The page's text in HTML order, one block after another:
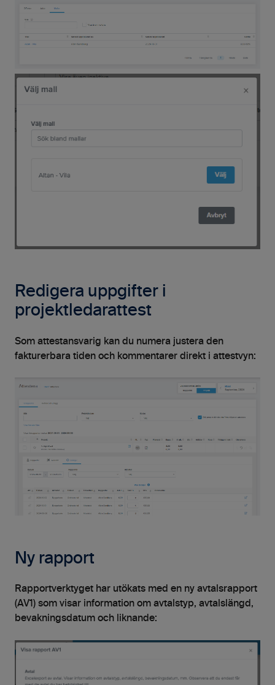
Redigera uppgifter i
projektledarattest
Som attestansvarig kan du numera justera den
fakturerbara tiden och kommentarer direkt i attestvyn:
Ny rapport
Rapportverktyget har utökats med en ny avtalsrapport
(AV1) som visar information om avtalstyp, avtalslängd,
bevakningsdatum och liknande: